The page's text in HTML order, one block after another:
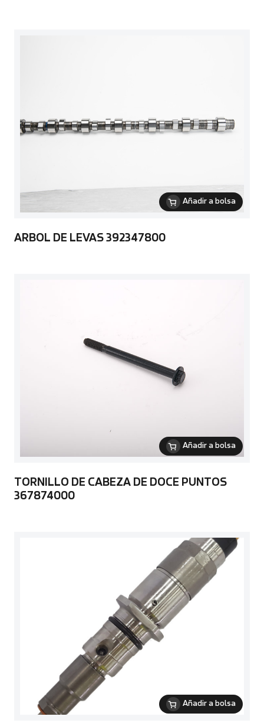
Añadir a bolsa
ARBOL DE LEVAS 392347800
Añadir a bolsa
TORNILLO DE CABEZA DE DOCE PUNTOS
367874000
Añadir a bolsa